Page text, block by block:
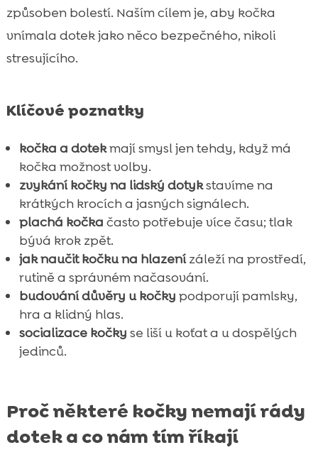
způsoben bolestí. Naším cílem je, aby kočka
vnímala dotek jako něco bezpečného, nikoli
stresujícího.
Klíčové poznatky
kočka a dotekmají smysl jen tehdy, když má
kočka možnost volby.
zvykání kočky na lidský dotykstavíme na
krátkých krocích a jasných signálech.
plachá kočka často potřebuje více času; tlak
bývá krok zpět.
jak naučit kočku na hlazenízáleží na prostředí,
rutině a správném načasování.
budování důvěry u kočky podporují pamlsky,
hra a klidný hlas.
socializace kočky se liší u koťat a u dospělých
jedinců.
Proč některé kočky nemají rády
dotek a co nám tím říkají